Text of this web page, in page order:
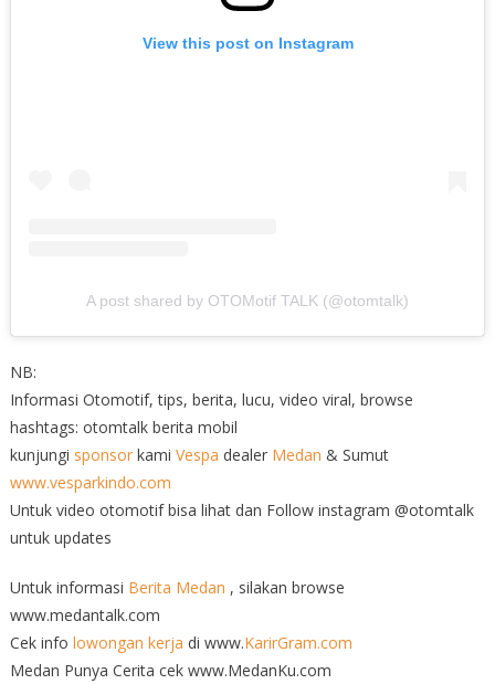
View this post on Instagram
A post shared by OTOMotif TALK (@otomtalk)
NB:
Informasi Otomotif, tips, berita, lucu, video viral, browse
hashtags: otomtalk berita mobil
kunjungi sponsorkami Vespa dealer Medan & Sumut
www.vesparkindo.com
Untuk video otomotif bisa lihat dan Follow instagram @otomtalk
untuk updates
Untuk informasi Berita Medan , silakan browse
www.medantalk.com
Cek info lowongan kerja di www.KarirGram.com
Medan Punya Cerita cek www.MedanKu.com